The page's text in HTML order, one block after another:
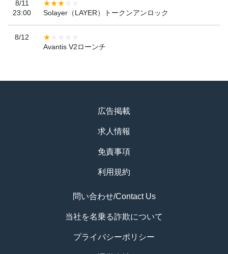
8/11
23:00
Solayer（LAYER）トークンアンロック
8/12
Avantis V2ローンチ
広告掲載
求人情報
免責事項
利用規約
問い合わせ/Contact Us
当社を名乗る詐欺について
プライバシーポリシー